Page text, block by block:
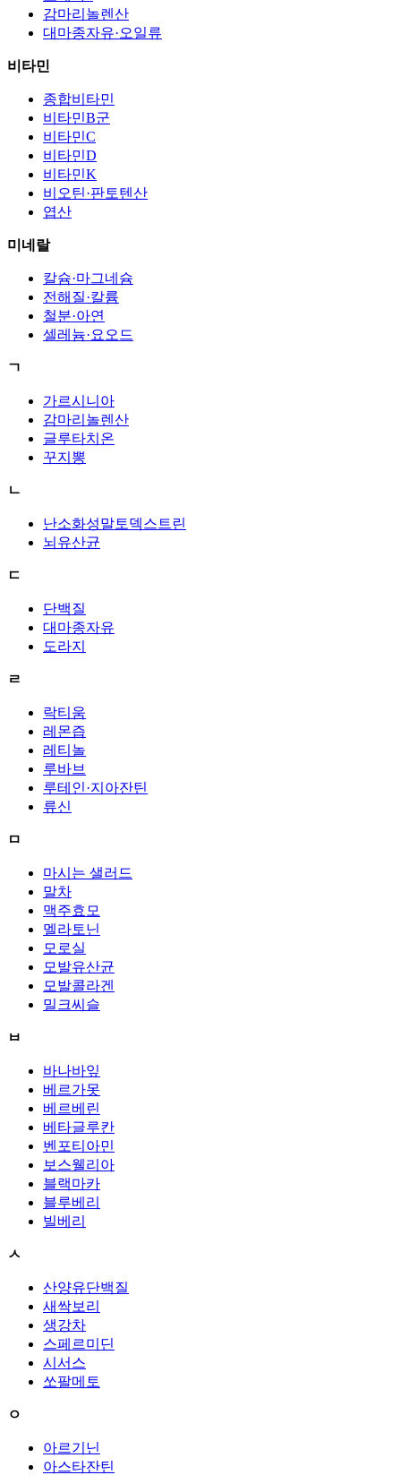
감마리놀렌산
대마종자유·오일류
비타민
종합비타민
비타민B군
비타민C
비타민D
비타민K
비오틴·판토텐산
엽산
미네랄
칼슘·마그네슘
전해질·칼륨
철분·아연
셀레늄·요오드
ㄱ
가르시니아
감마리놀렌산
글루타치온
꾸지뽕
ㄴ
난소화성말토덱스트린
뇌유산균
ㄷ
단백질
대마종자유
도라지
ㄹ
락티움
레몬즙
레티놀
루바브
루테인·지아잔틴
류신
ㅁ
마시는 샐러드
말차
맥주효모
멜라토닌
모로실
모발유산균
모발콜라겐
밀크씨슬
ㅂ
바나바잎
베르가못
베르베린
베타글루칸
벤포티아민
보스웰리아
블랙마카
블루베리
빌베리
ㅅ
산양유단백질
새싹보리
생강차
스페르미딘
시서스
쏘팔메토
ㅇ
아르기닌
아스타잔틴